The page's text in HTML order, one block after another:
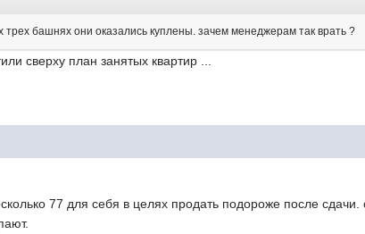
трех башнях они оказались куплены. зачем менеджерам так врать ?
сверху план занятых квартир ...
77 для себя в целях продать подороже после